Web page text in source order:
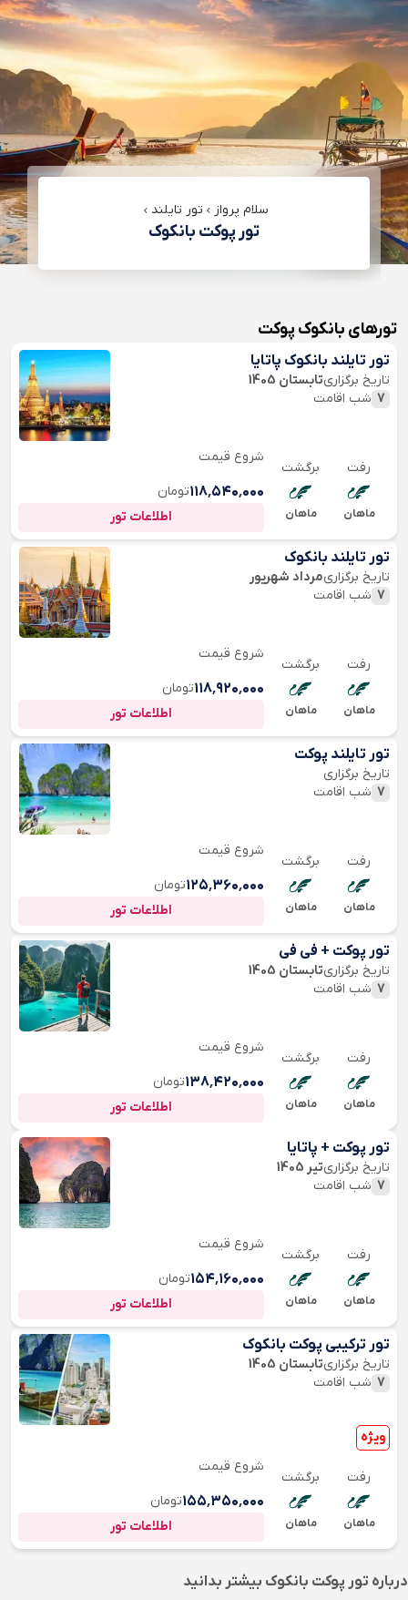
سلام پرواز تور تایلند
تور پوکت بانکوک
تورهای بانکوک پوکت
تور ترکیبی پوکت بانکوک
تاریخ برگزاریتابستان 1405
7 شب اقامت
ویژه
رفت
ماهان
برگشت
ماهان
شروع قیمت
۱۵۵٬۳۵۰٬۰۰۰تومان
اطلاعات تور
تور پوکت + فی فی
تاریخ برگزاریتابستان 1405
7 شب اقامت
رفت
ماهان
برگشت
ماهان
شروع قیمت
۱۳۸٬۴۲۰٬۰۰۰تومان
اطلاعات تور
تور پوکت + پاتایا
تاریخ برگزاریتیر 1405
7 شب اقامت
رفت
ماهان
برگشت
ماهان
شروع قیمت
۱۵۴٬۱۶۰٬۰۰۰تومان
اطلاعات تور
تور تایلند پوکت
تاریخ برگزاری
7 شب اقامت
رفت
ماهان
برگشت
ماهان
شروع قیمت
۱۲۵٬۳۶۰٬۰۰۰تومان
اطلاعات تور
تور تایلند بانکوک
تاریخ برگزاریمرداد شهریور
7 شب اقامت
رفت
ماهان
برگشت
ماهان
شروع قیمت
۱۱۸٬۹۲۰٬۰۰۰تومان
اطلاعات تور
تور تایلند بانکوک پاتایا
تاریخ برگزاریتابستان 1405
7 شب اقامت
رفت
ماهان
برگشت
ماهان
شروع قیمت
۱۱۸٬۵۴۰٬۰۰۰تومان
اطلاعات تور
درباره تور پوکت بانکوک بیشتر بدانید